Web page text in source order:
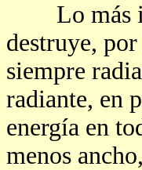
Lo más
destruye,
siempre
radiante, en
energía en
menos